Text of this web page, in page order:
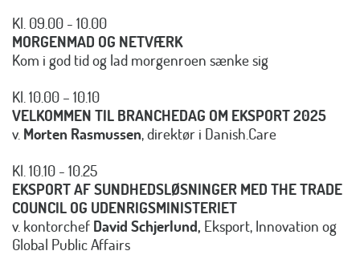
Kl. 09.00 - 10.00
MORGENMAD OG NETVÆRK
Kom i god tid og lad morgenroen sænke sig
Kl. 10.00 – 10.10
VELKOMMEN TIL BRANCHEDAG OM EKSPORT 2025
v. Morten Rasmussen, direktør i Danish.Care
Kl. 10.10 - 10.25
EKSPORT AF SUNDHEDSLØSNINGER MED THE TRADE
COUNCIL OG UDENRIGSMINISTERIET
v. kontorchef David Schjerlund, Eksport, Innovation og
Global Public Affairs